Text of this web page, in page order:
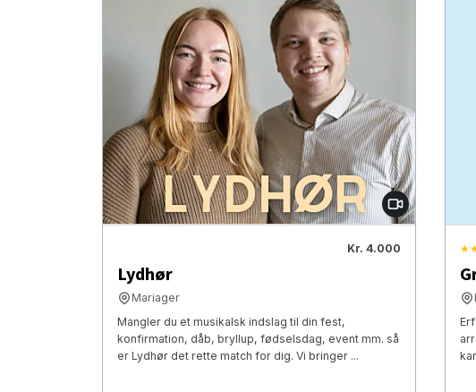
Kr. 4.000
Lydhør
Mariager
Mangler du et musikalsk indslag til din fest,
konfirmation, dåb, bryllup, fødselsdag, event mm. så
er Lydhør det rette match for dig. Vi bringer ...